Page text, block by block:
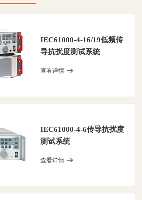
IEC61000-4-16/19低频传
导抗扰度测试系统
查看详情
IEC61000-4-6传导抗扰度
测试系统
查看详情